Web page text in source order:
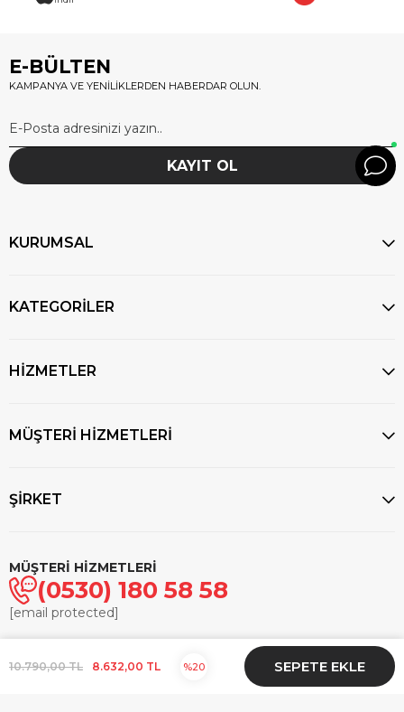
E-BÜLTEN
KAMPANYA VE YENİLİKLERDEN HABERDAR OLUN.
KAYIT OL
KURUMSAL
KATEGORİLER
HİZMETLER
MÜŞTERİ HİZMETLERİ
ŞİRKET
MÜŞTERİ HİZMETLERİ
(0530) 180 58 58
[email protected]
- Tüm hakları saklıdır.
10.790,00 TL 8.632,00 TL 20